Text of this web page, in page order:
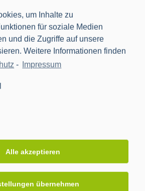
um Inhalte zu
für soziale Medien
und die Zugriffe auf unsere
Weitere Informationen finden
- Impressum
Alle akzeptieren
übernehmen